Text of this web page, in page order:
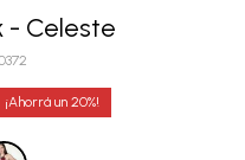
- Celeste
20